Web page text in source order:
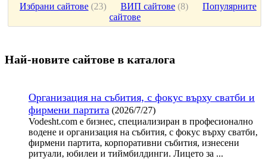
Избрани сайтове (23) ВИП сайтове (8) Популярните
сайтове
Най-новите сайтoве в каталога
Организация на събития, с фокус върху сватби и
фирмени партита (2026/7/27)
Vodesht.com е бизнес, специализиран в професионално
водене и организация на събития, с фокус върху сватби,
фирмени партита, корпоративни събития, изнесени
ритуали, юбилеи и тиймбилдинги. Лицето за ...